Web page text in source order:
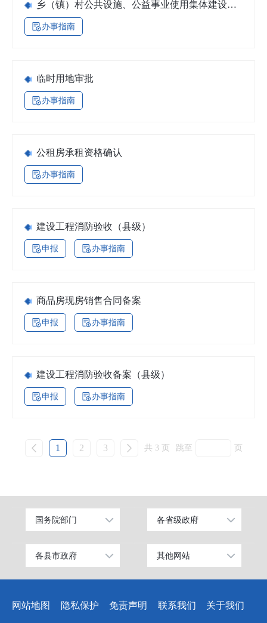
乡（镇）村公共设施、公益事业使用集体建设用
地审批
办事指南
临时用地审批
办事指南
公租房承租资格确认
办事指南
建设工程消防验收（县级）
申报 办事指南
商品房现房销售合同备案
申报 办事指南
建设工程消防验收备案（县级）
申报 办事指南
1 2 3 共 3 页 跳至 页
国务院部门
公安部
工业和信息化部
科学技术部
国家发展和改革委员会
各省级政府
北京
上海
广东
江苏
各县市政府
昌吉市
玛纳斯县
其他网站
中国昌吉网
网上信访大厅
网站地图 隐私保护 免责声明 联系我们 关于我们